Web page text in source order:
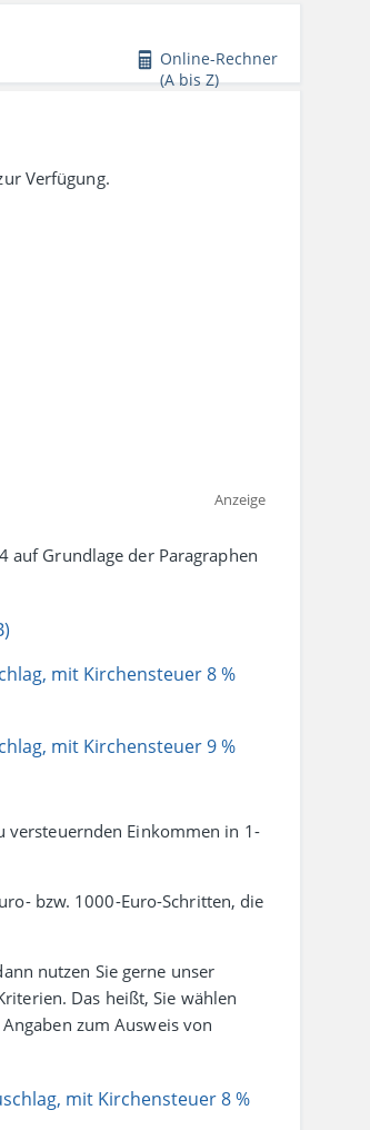
Online-Rechner
(A bis Z)
Verfügung.
Anzeige
auf Grund­lage der Para­graphen
mit Kirchensteuer 8 %
mit Kirchensteuer 9 %
ver­steuernden Einkommen in 1-
bzw. 1000-Euro-Schritten, die
nutzen Sie gerne unser
Das heißt, Sie wählen
zum Ausweis von
mit Kirchensteuer 8 %